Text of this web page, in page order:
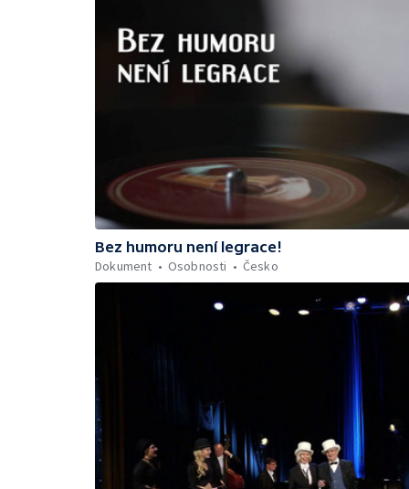
Bez humoru není legrace!
Dokument
Osobnosti Česko